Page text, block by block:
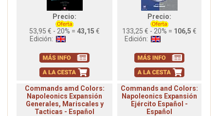
Precio:
53,95 € - 20% = 43,15 €
Edición:
Precio:
133,25 € - 20% = 106,5 €
Edición:
Commands amd Colors:
Napoleonics Expansión
Generales, Mariscales y
Tacticas - Español
Commands and Colors:
Napoleonics Expansión
Ejército Español -
Español